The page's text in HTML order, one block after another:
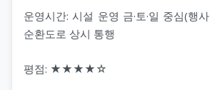
운영시간: 시설 운영 금·토·일 중심(행
순환도로 상시 통행
평점: ★★★★☆